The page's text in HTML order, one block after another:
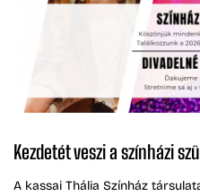
Kezdetét veszi a színházi
A kassai Thália Színház